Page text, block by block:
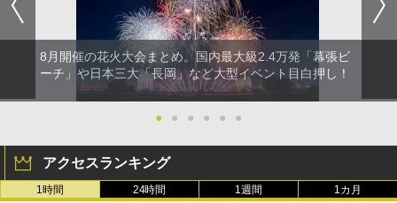
8月開催の花火大会まとめ。国内最大級2.4万発「幕張ビ
ーチ」や日本三大「長岡」など大型イベント目白押し！
● ● ● ● ● ●
アクセスランキング
1時間 24時間 1週間 1カ月